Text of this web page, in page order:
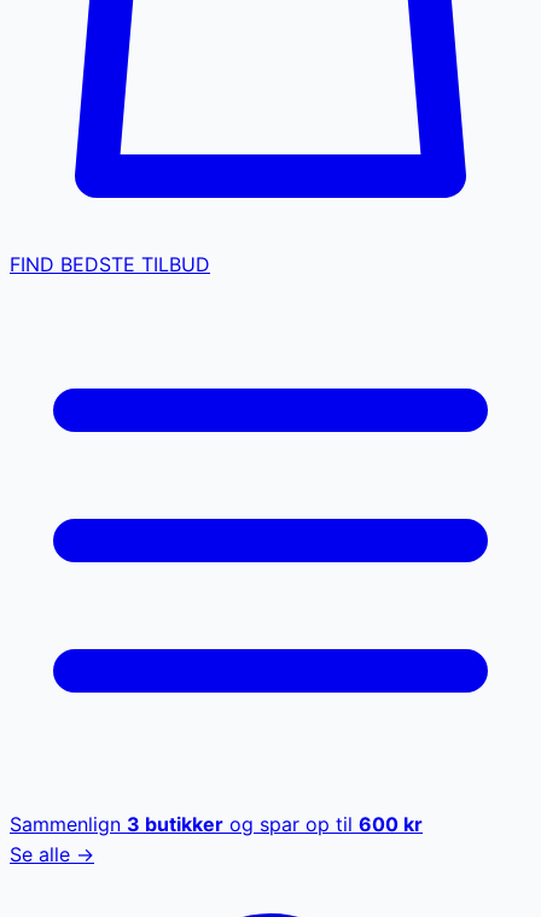
FIND BEDSTE TILBUD
Sammenlign 3 butikker og spar op til 600 kr
Se alle →